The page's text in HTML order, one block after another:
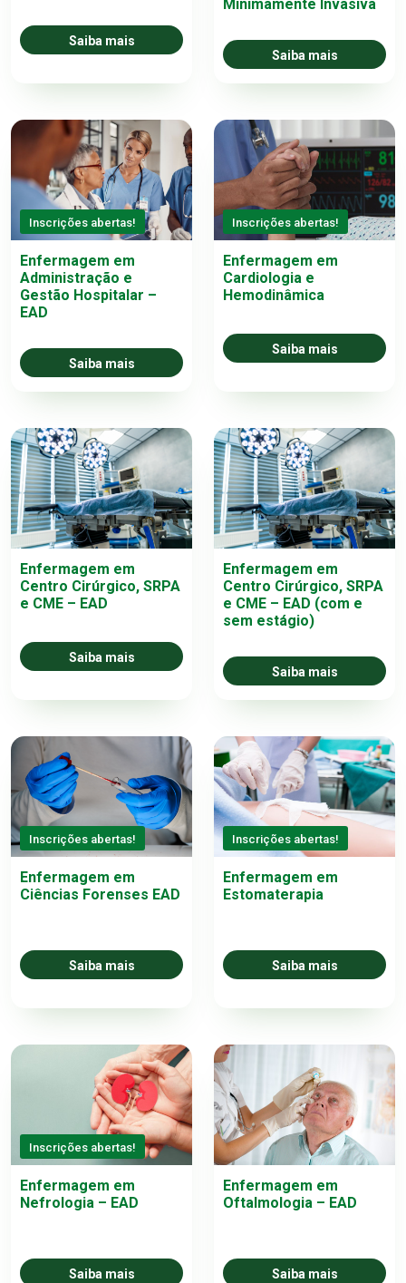
Saiba mais
Minimamente Invasiva
Saiba mais
Inscrições abertas!
Enfermagem em
Administração e
Gestão Hospitalar –
EAD
Saiba mais
Inscrições abertas!
Enfermagem em
Cardiologia e
Hemodinâmica
Saiba mais
Enfermagem em
Centro Cirúrgico, SRPA
e CME – EAD
Saiba mais
Enfermagem em
Centro Cirúrgico, SRPA
e CME – EAD (com e
sem estágio)
Saiba mais
Inscrições abertas!
Enfermagem em
Ciências Forenses EAD
Saiba mais
Inscrições abertas!
Enfermagem em
Estomaterapia
Saiba mais
Inscrições abertas!
Enfermagem em
Nefrologia – EAD
Saiba mais
Enfermagem em
Oftalmologia – EAD
Saiba mais